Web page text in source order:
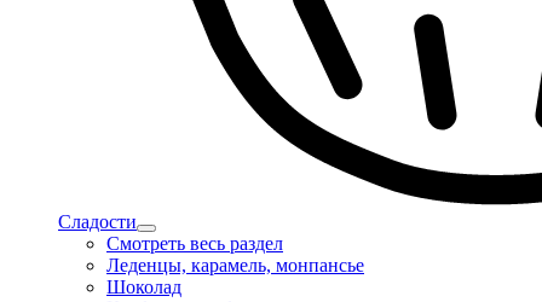
Сладости
Смотреть весь раздел
Леденцы, карамель, монпансье
Шоколад